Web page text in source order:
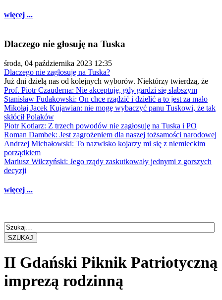
więcej ...
Dlaczego nie głosuję na Tuska
środa, 04 października 2023 12:35
Dlaczego nie zagłosuję na Tuska?
Już dni dzielą nas od kolejnych wyborów. Niektórzy twierdzą, że
Prof. Piotr Czauderna: Nie akceptuję, gdy gardzi się słabszym
Stanisław Fudakowski: On chce rządzić i dzielić a to jest za mało
Mikołaj Jacek Kujawian: nie mogę wybaczyć panu Tuskowi, że tak
skłócił Polaków
Piotr Kotlarz: Z trzech powodów nie zagłosuję na Tuska i PO
Roman Dambek: Jest zagrożeniem dla naszej tożsamości narodowej
Andrzej Michałowski: To nazwisko kojarzy mi się z niemieckim
porządkiem
Mariusz Wilczyński: Jego rządy zaskutkowały jednymi z gorszych
decyzji
więcej ...
SZUKAJ
II Gdański Piknik Patriotyczną
imprezą rodzinną